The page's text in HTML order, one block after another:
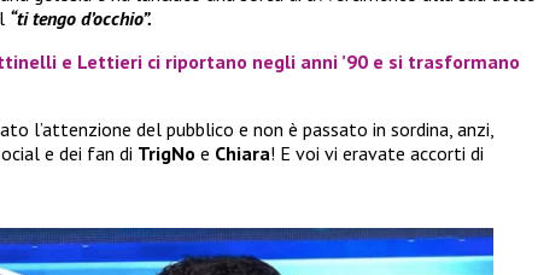
“ti tengo d’occhio”.
e Lettieri ci riportano negli anni ’90 e si trasformano
l’attenzione del pubblico e non è passato in sordina, anzi,
e dei fan di TrigNo e Chiara! E voi vi eravate accorti di